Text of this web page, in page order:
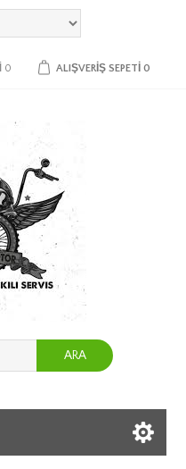
0 ALIŞVERIŞ SEPETI 0
ARA